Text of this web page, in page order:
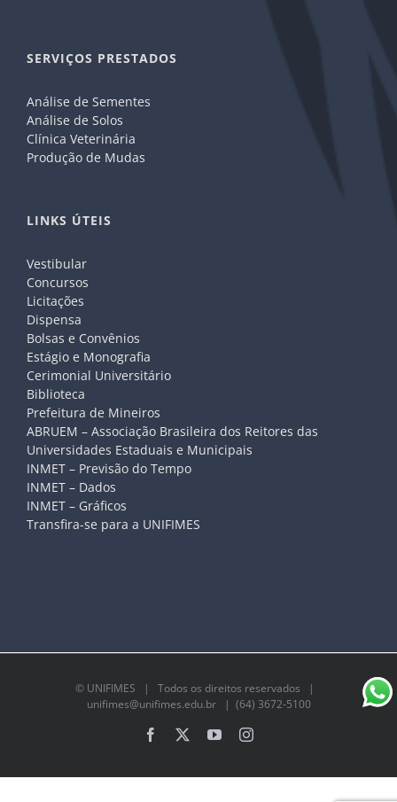
SERVIÇOS PRESTADOS
Análise de Sementes
Análise de Solos
Clínica Veterinária
Produção de Mudas
LINKS ÚTEIS
Vestibular
Concursos
Licitações
Dispensa
Bolsas e Convênios
Estágio e Monografia
Cerimonial Universitário
Biblioteca
Prefeitura de Mineiros
ABRUEM – Associação Brasileira dos Reitores das
Universidades Estaduais e Municipais
INMET – Previsão do Tempo
INMET – Dados
INMET – Gráficos
Transfira-se para a UNIFIMES
© UNIFIMES | Todos os direitos reservados |
unifimes@unifimes.edu.br| (64) 3672-5100
Facebook YouTubeInstagram